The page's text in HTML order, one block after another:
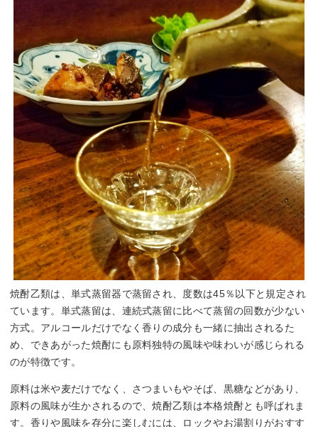
焼酎乙類は、単式蒸留器で蒸留され、度数は45％以下と規定され
ています。単式蒸留は、連続式蒸留に比べて蒸留の回数が少ない
方式。アルコールだけでなく香りの成分も一緒に抽出されるた
め、できあがった焼酎にも原料独特の風味や味わいが感じられる
のが特徴です。
原料は米や麦だけでなく、さつまいもやそば、黒糖などがあり、
原料の風味が生かされるので、焼酎乙類は本格焼酎とも呼ばれま
す。香りや風味を存分に楽しむには、ロックやお湯割りがおすす